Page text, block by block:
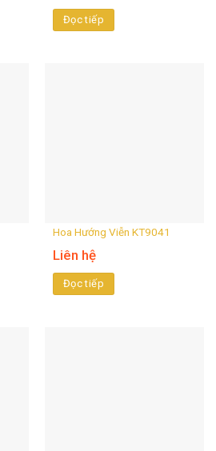
Đọc tiếp
Hoa Hướng Viễn KT9041
Liên hệ
Đọc tiếp